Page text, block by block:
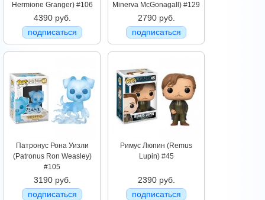
Hermione Granger) #106
4390 руб.
подписаться
Minerva McGonagall) #129
2790 руб.
подписаться
Патронус Рона Уизли
(Patronus Ron Weasley)
#105
3190 руб.
подписаться
Римус Люпин (Remus
Lupin) #45
2390 руб.
подписаться